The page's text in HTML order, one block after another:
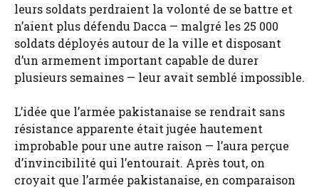
leurs soldats perdraient la volonté de se battre et
n’aient plus défendu Dacca — malgré les 25 000
soldats déployés autour de la ville et disposant
d’un armement important capable de durer
plusieurs semaines — leur avait semblé impossible.
L’idée que l’armée pakistanaise se rendrait sans
résistance apparente était jugée hautement
improbable pour une autre raison — l’aura perçue
d’invincibilité qui l’entourait. Après tout, on
croyait que l’armée pakistanaise, en comparaison